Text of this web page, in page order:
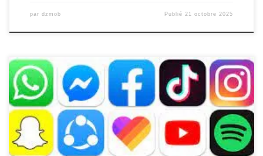
par dzmob Publié 21 octobre 2025
Les applications mobiles : une révolution technologique à portée
de main Avec l’avènement des smartphones et des tablettes, les
applications mobiles sont devenues un élément essentiel de
notre vie quotidienne. Que ce soit pour rester connecté avec nos
proches, trouver des informations, effectuer des achats en ligne